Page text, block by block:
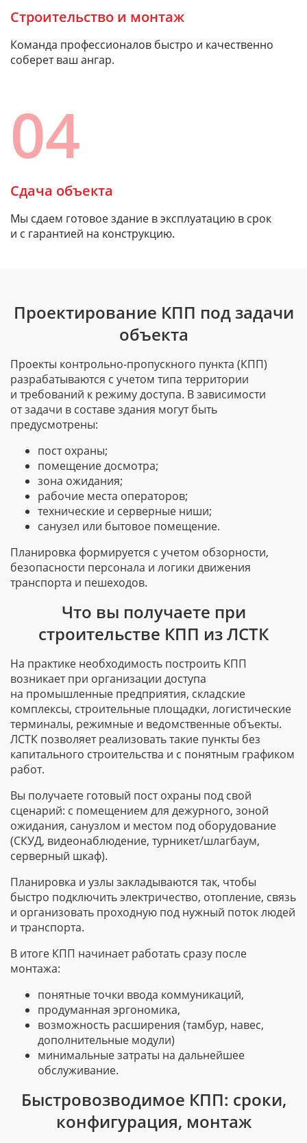
Строительство и монтаж
Команда профессионалов быстро и качественно
соберет ваш ангар.
04
Сдача объекта
Мы сдаем готовое здание в эксплуатацию в срок
и с гарантией на конструкцию.
Проектирование КПП под задачи
объекта
Проекты контрольно-пропускного пункта (КПП)
разрабатываются с учетом типа территории
и требований к режиму доступа. В зависимости
от задачи в составе здания могут быть
предусмотрены:
пост охраны;
помещение досмотра;
зона ожидания;
рабочие места операторов;
технические и серверные ниши;
санузел или бытовое помещение.
Планировка формируется с учетом обзорности,
безопасности персонала и логики движения
транспорта и пешеходов.
Что вы получаете при
строительстве КПП из ЛСТК
На практике необходимость построить КПП
возникает при организации доступа
на промышленные предприятия, складские
комплексы, строительные площадки, логистические
терминалы, режимные и ведомственные объекты.
ЛСТК позволяет реализовать такие пункты без
капитального строительства и с понятным графиком
работ.
Вы получаете готовый пост охраны под свой
сценарий: с помещением для дежурного, зоной
ожидания, санузлом и местом под оборудование
(СКУД, видеонаблюдение, турникет/шлагбаум,
серверный шкаф).
Планировка и узлы закладываются так, чтобы
быстро подключить электричество, отопление, связь
и организовать проходную под нужный поток людей
и транспорта.
В итоге КПП начинает работать сразу после
монтажа:
понятные точки ввода коммуникаций,
продуманная эргономика,
возможность расширения (тамбур, навес,
дополнительные модули)
минимальные затраты на дальнейшее
обслуживание.
Быстровозводимое КПП: сроки,
конфигурация, монтаж